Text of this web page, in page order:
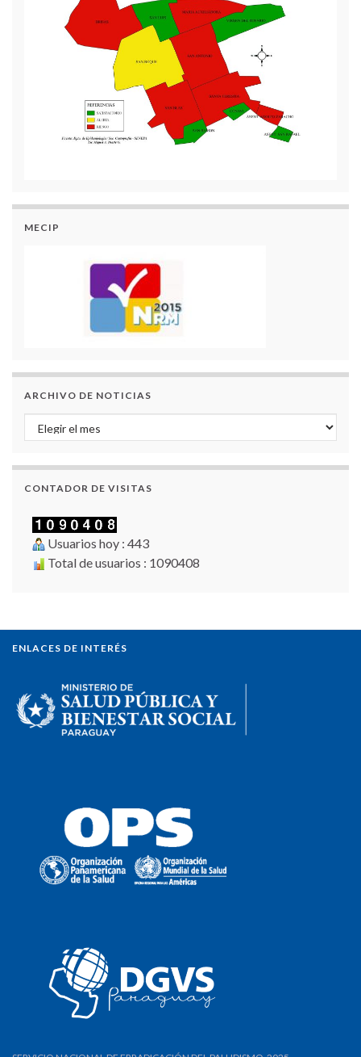
MECIP
ARCHIVO DE NOTICIAS
Archivo de Noticias
CONTADOR DE VISITAS
Usuarios hoy : 443
Total de usuarios : 1090408
ENLACES DE INTERÉS